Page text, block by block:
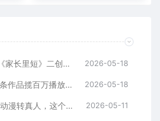
【夯爆了】在头条做《家长里短》二创小故事，这个月收益2w+ 2026-05-18
AI“暴躁老道”赛道，5条作品揽百万播放！（附变现全攻略） 2026-05-18
2026年AI一键生成，动漫转真人，这个月靠这个AI赚了2W+ 2026-05-11